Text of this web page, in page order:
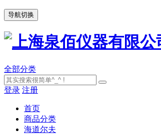
导航切换
全部分类
登录 注册
首页
商品分类
海道尔夫